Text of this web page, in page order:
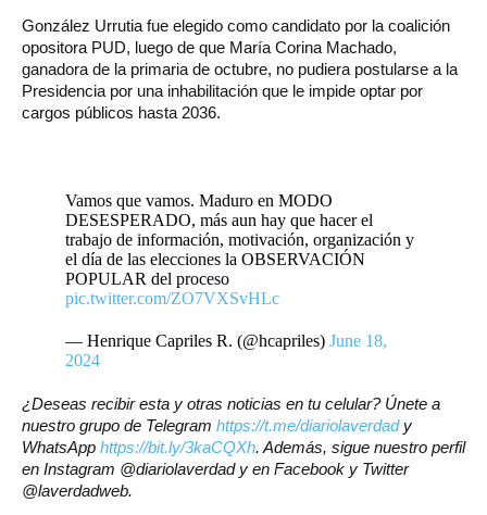
González Urrutia fue elegido como candidato por la coalición
opositora PUD, luego de que María Corina Machado,
ganadora de la primaria de octubre, no pudiera postularse a la
Presidencia por una inhabilitación que le impide optar por
cargos públicos hasta 2036.
Vamos que vamos. Maduro en MODO
DESESPERADO, más aun hay que hacer el
trabajo de información, motivación, organización y
el día de las elecciones la OBSERVACIÓN
POPULAR del proceso
pic.twitter.com/ZO7VXSvHLc
— Henrique Capriles R. (@hcapriles) June 18,
2024
¿Deseas recibir esta y otras noticias en tu celular? Únete a
nuestro grupo de Telegram https://t.me/diariolaverdady
WhatsApp https://bit.ly/3kaCQXh. Además, sigue nuestro perfil
en Instagram @diariolaverdad y en Facebook y Twitter
@laverdadweb.